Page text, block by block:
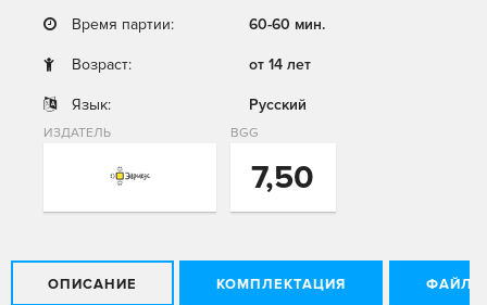
Время партии: 60-60 мин.
Возраст: от 14 лет
Язык: Русский
ИЗДАТЕЛЬ BGG
7,50
ОПИСАНИЕ КОМПЛЕКТАЦИЯ ФАЙЛЫ